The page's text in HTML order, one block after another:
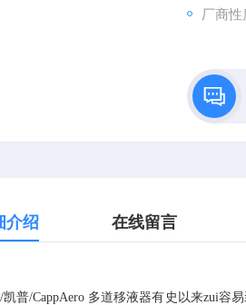
厂商
介绍 在线留言
/凯普/CappAero 多道移液器有史以来zui容